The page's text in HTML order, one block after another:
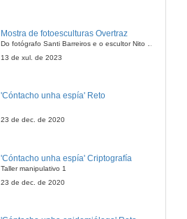
IES Terra de Turonio
Historias de vida
CERCI Espinho
EEEFM Teodosio de Olivera Ledo
Mostra de fotoesculturas Overtraz
Do fotógrafo Santi Barreiros e o escultor Nito Contreras.
13 de xul. de 2023
'Cóntacho unha espía' Reto
23 de dec. de 2020
'Cóntacho unha espía' Criptografía
Taller manipulativo 1
23 de dec. de 2020